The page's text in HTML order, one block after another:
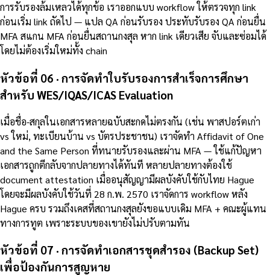
การรับรองล้มเหลวได้ทุกข้อ เราออกแบบ workflow ให้ตรวจทุก link
ก่อนเริ่ม link ถัดไป — แปล QA ก่อนรับรอง ประทับรับรอง QA ก่อนยื่น
MFA สแกน MFA ก่อนยื่นสถานกงสุล หาก link เดียวเสีย จับและซ่อมได้
โดยไม่ต้องเริ่มใหม่ทั้ง chain
หัวข้อที่ 06 · การจัดทำใบรับรองการสำเร็จการศึกษา
สำหรับ WES/IQAS/ICAS Evaluation
เมื่อชื่อ-สกุลในเอกสารหลายฉบับสะกดไม่ตรงกัน (เช่น พาสปอร์ตเก่า
vs ใหม่, ทะเบียนบ้าน vs บัตรประชาชน) เราจัดทำ Affidavit of One
and the Same Person ที่ทนายรับรองและผ่าน MFA — ใช้แก้ปัญหา
เอกสารถูกตีกลับจากปลายทางได้ทันที หลายปลายทางต้องใช้
document attestation เมื่ออนุสัญญามีผลบังคับใช้กับไทย Hague
โดยจะมีผลบังคับใช้วันที่ 28 ก.พ. 2570 เราจัดการ workflow หลัง
Hague ครบ รวมถึงเคสที่สถานกงสุลยังขอแบบเดิม MFA + คณะผู้แทน
ทางการทูต เพราะระบบของเขายังไม่ปรับตามทัน
หัวข้อที่ 07 · การจัดทำเอกสารชุดสำรอง (Backup Set)
เพื่อป้องกันการสูญหาย